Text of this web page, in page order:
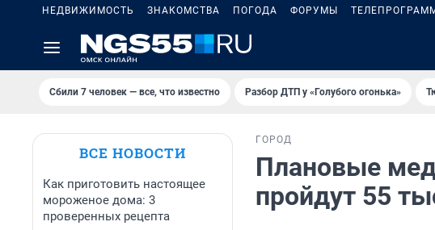
НЕДВИЖИМОСТЬ ЗНАКОМСТВА ПОГОДА ФОРУМЫ
Сбили 7 человек — все, что известно Разбор ДТП у «Голубого огонька»
ВСЕ НОВОСТИ
Как приготовить настоящее
мороженое дома: 3
проверенных рецепта
ГОРОД
Плановые
пройдут 55